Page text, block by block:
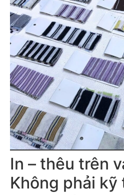
In – thêu trên
Không phải kỹ